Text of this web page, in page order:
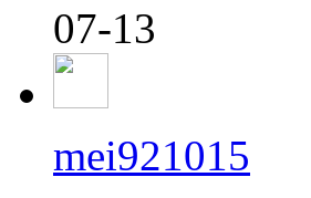
07-13
mei921015